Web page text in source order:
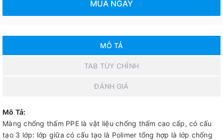
MUA NGAY
MÔ TẢ
TAB TÙY CHỈNH
ĐÁNH GIÁ
Mô Tả:
Màng chống thấm PPE là vật liệu chống thấm cao cấp, có cấu
tạo 3 lớp: lớp giữa có cấu tạo là Polimer tổng hợp là lớp chống